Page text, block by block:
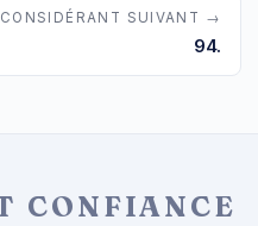
CONSIDÉRANT SUIVANT →
94.
CONFIANCE